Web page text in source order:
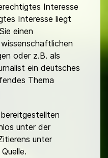
Interesse
Interesse liegt
einen
oder z.B. als
ein deutsches
Thema
unter der
unter